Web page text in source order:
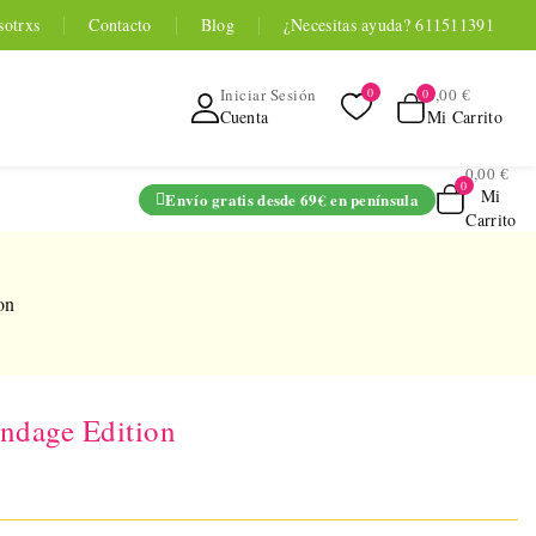
Contacto Blog ¿Necesitas ayuda? 611511391
Cuenta
Iniciar Sesión
Mi Carrito
0,00 €
Envío gratis desde 69€ en península
Mi
Carrito
0,00 €
Edition